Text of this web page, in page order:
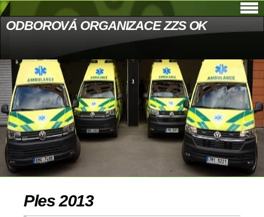
ODBOROVÁ ORGANIZACE ZZS OK
Ples 2013